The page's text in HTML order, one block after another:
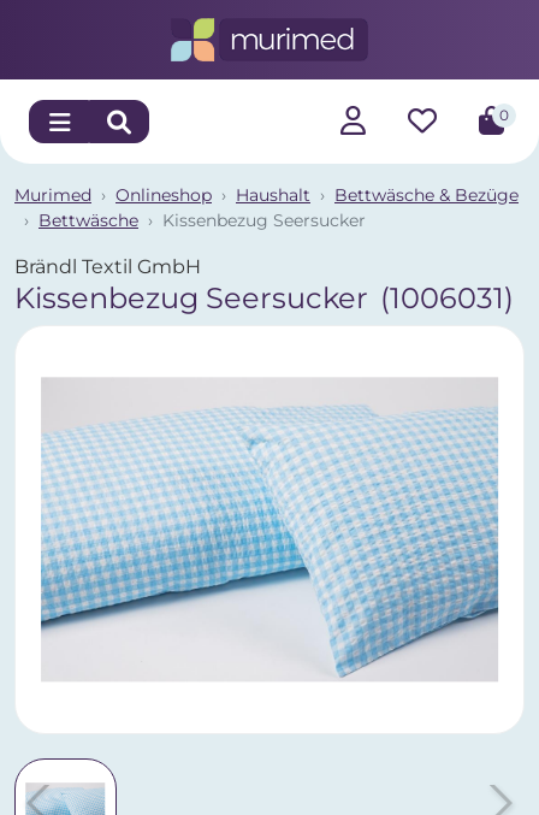
0
Murimed Onlineshop Haushalt
Bettwäsche & Bezüge
Bettwäsche
Kissenbezug Seersucker
Brändl Textil GmbH
Kissenbezug Seersucker (1006031)